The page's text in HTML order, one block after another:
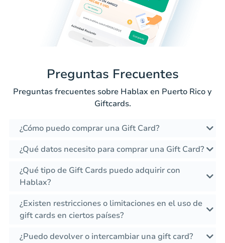
Preguntas Frecuentes
Preguntas frecuentes sobre Hablax en Puerto Rico y
Giftcards.
¿Cómo puedo comprar una Gift Card?
¿Qué datos necesito para comprar una Gift Card?
¿Qué tipo de Gift Cards puedo adquirir con
Hablax?
¿Existen restricciones o limitaciones en el uso de
gift cards en ciertos países?
¿Puedo devolver o intercambiar una gift card?